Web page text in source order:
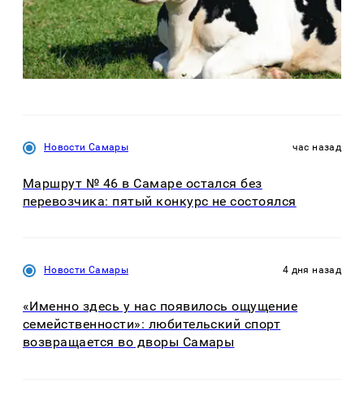
Новости Самары час назад
Маршрут № 46 в Самаре остался без
перевозчика: пятый конкурс не состоялся
Новости Самары 4 дня назад
«Именно здесь у нас появилось ощущение
семейственности»: любительский спорт
возвращается во дворы Самары